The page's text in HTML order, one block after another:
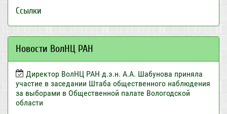
Ссылки
Новости ВолНЦ РАН
Директор ВолНЦ РАН д.э.н. А.А. Шабунова приняла
участие в заседании Штаба общественного наблюдения
за выборами в Общественной палате Вологодской
области